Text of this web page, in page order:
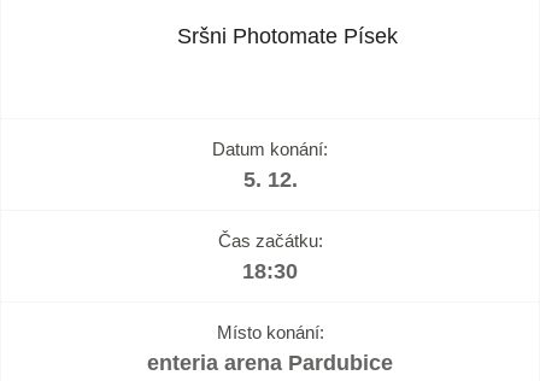
Sršni Photomate Písek
Datum konání:
5. 12.
Čas začátku:
18:30
Místo konání:
enteria arena Pardubice